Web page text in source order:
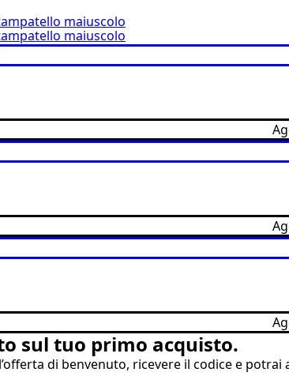
sul tuo primo acquisto.
di benvenuto, ricevere il codice e potrai